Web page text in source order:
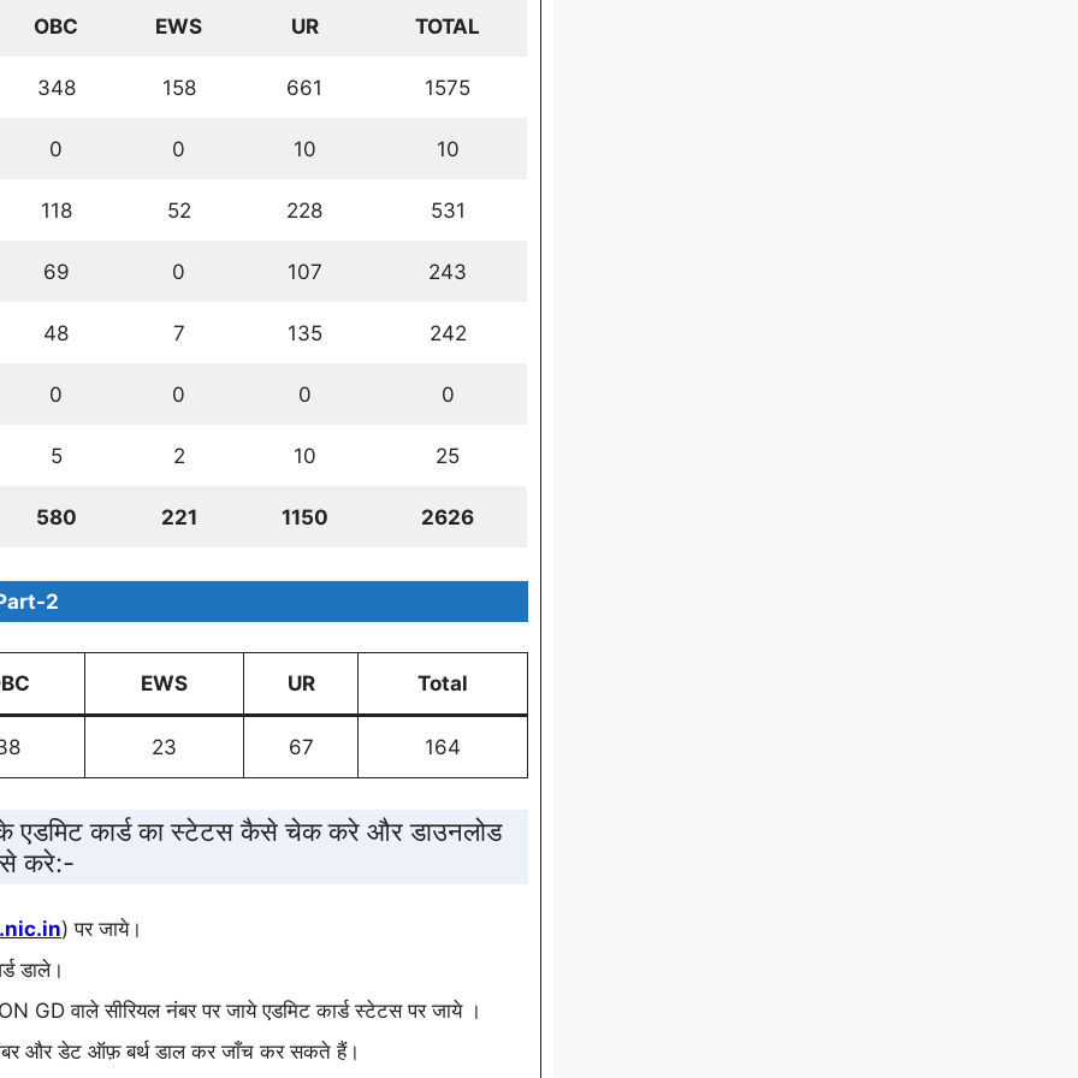
OBC EWS UR TOTAL
348 158 661 1575
0 0 10 10
118 52 228 531
69 0 107 243
48 7 135 242
0 0 0 0
5 2 10 25
580 221 1150 2626
2
EWS UR Total
23 67 164
एडमिट कार्ड का स्टेटस कैसे चेक करे और डाउनलोड
करे:-
) पर जाये।
डाले।
GD वाले सीरियल नंबर पर जाये एडमिट कार्ड स्टेटस पर जाये ।
और डेट ऑफ़ बर्थ डाल कर जाँच कर सकते हैं।